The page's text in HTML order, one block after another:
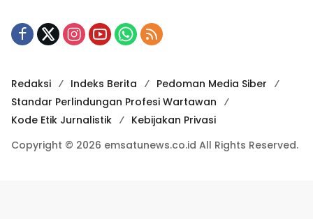
Redaksi Indeks Berita
Pedoman Media Siber
Standar Perlindungan Profesi Wartawan
Kode Etik Jurnalistik
Kebijakan Privasi
Copyright © 2026 emsatunews.co.id All Rights Reserved.